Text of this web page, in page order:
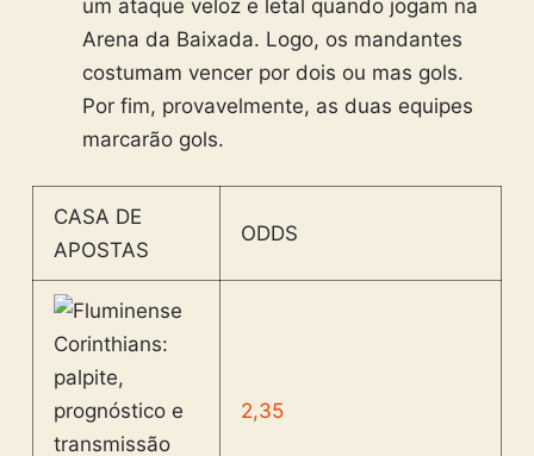
um ataque veloz e letal quando jogam na
Arena da Baixada. Logo, os mandantes
costumam vencer por dois ou mas gols.
Por fim, provavelmente, as duas equipes
marcarão gols.
CASA DE
APOSTAS
ODDS
2,35